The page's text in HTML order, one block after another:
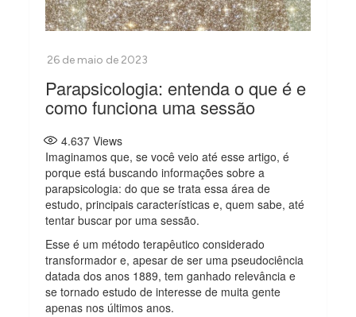
Parapsicologia: entenda o que é e
como funciona uma sessão
4.637 Views
Imaginamos que, se você veio até esse artigo, é
porque está buscando informações sobre a
parapsicologia: do que se trata essa área de
estudo, principais características e, quem sabe, até
tentar buscar por uma sessão.
Esse é um método terapêutico considerado
transformador e, apesar de ser uma pseudociência
datada dos anos 1889, tem ganhado relevância e
se tornado estudo de interesse de muita gente
apenas nos últimos anos.